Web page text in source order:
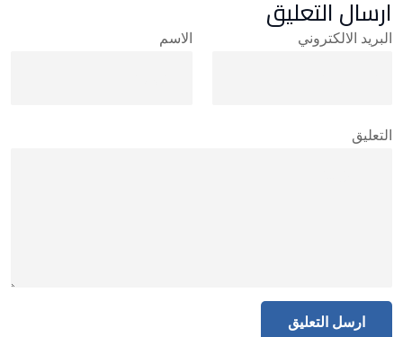
ارسال التعليق
الاسم البريد الالكتروني
التعليق